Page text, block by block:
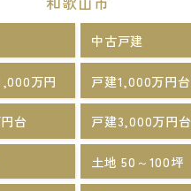
中古戸建
万円 戸建1,000万円台
台 戸建3,000万円台
土地 50～100坪